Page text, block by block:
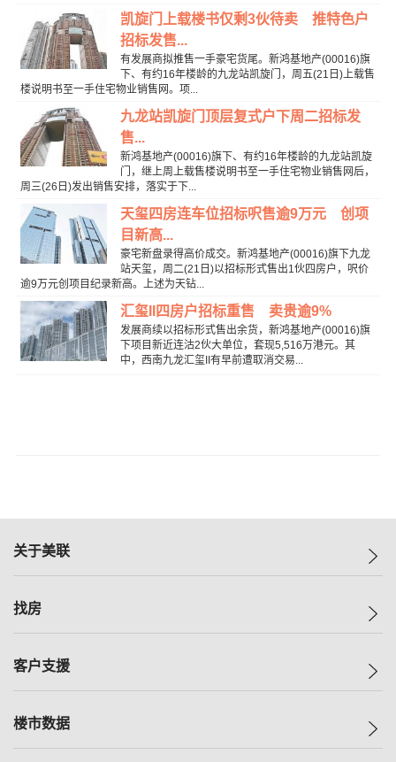
凯旋门上载楼书仅剩3伙待卖 推特色户
招标发售...
有发展商拟推售一手豪宅货尾。新鸿基地产(00016)旗
下、有约16年楼龄的九龙站凯旋门，周五(21日)上载售
楼说明书至一手住宅物业销售网。项...
九龙站凯旋门顶层复式户下周二招标发
售...
新鸿基地产(00016)旗下、有约16年楼龄的九龙站凯旋
门，继上周上载售楼说明书至一手住宅物业销售网后，
周三(26日)发出销售安排，落实于下...
天玺四房连车位招标呎售逾9万元 创项
目新高...
豪宅新盘录得高价成交。新鸿基地产(00016)旗下九龙
站天玺，周二(21日)以招标形式售出1伙四房户，呎价
逾9万元创项目纪录新高。上述为天钻...
汇玺II四房户招标重售 卖贵逾9%
发展商续以招标形式售出余货，新鸿基地产(00016)旗
下项目新近连沽2伙大单位，套现5,516万港元。其
中，西南九龙汇玺II有早前遭取消交易...
关于美联
美联集团
人才招募
找房
一手新房
减价
客户支援
自助放盘
楼市数据